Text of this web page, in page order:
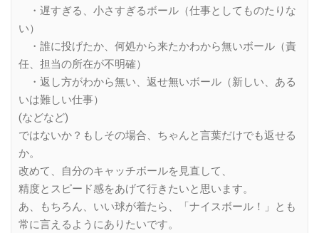
・遅すぎる、小さすぎるボール（仕事としてものたりな
い）
・誰に投げたか、何処から来たかわから無いボール（責
任、担当の所在が不明確）
・返し方がわから無い、返せ無いボール（新しい、ある
いは難しい仕事）
(などなど)
ではないか？もしその場合、ちゃんと言葉だけでも返せる
か。
改めて、自分のキャッチボールを見直して、
精度とスピード感をあげて行きたいと思います。
あ、もちろん、いい球が着たら、「ナイスボール！」とも
常に言えるようにありたいです。